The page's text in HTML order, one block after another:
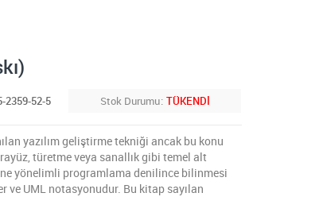
2359-52-5 Stok Durumu TÜKENDİ
yazılım geliştirme tekniği ancak bu konu
türetme veya sanallık gibi temel alt
yönelimli programlama denilince bilinmesi
ve UML notasyonudur. Bu kitap sayılan